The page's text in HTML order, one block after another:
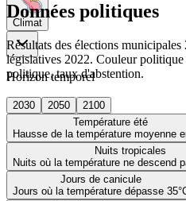
Climat
Horizon temporel
2030 2050
2100
Température été
Hausse de la température moyenne
Nuits tropicales
Nuits où la température ne descend
Jours de canicule
Jours où la température dépasse
Données politiques
Résultats des élections
législatives 2022. Couleur
politique, taux d'abstention.